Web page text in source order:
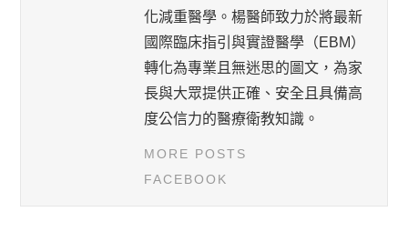
化減重醫學。楊醫師致力於將最新
國際臨床指引與實證醫學（EBM）
轉化為專業且無迷思的圖文，為家
長與大眾提供正確、安全且具備高
度公信力的醫療衛教知識。
MORE POSTS
FACEBOOK